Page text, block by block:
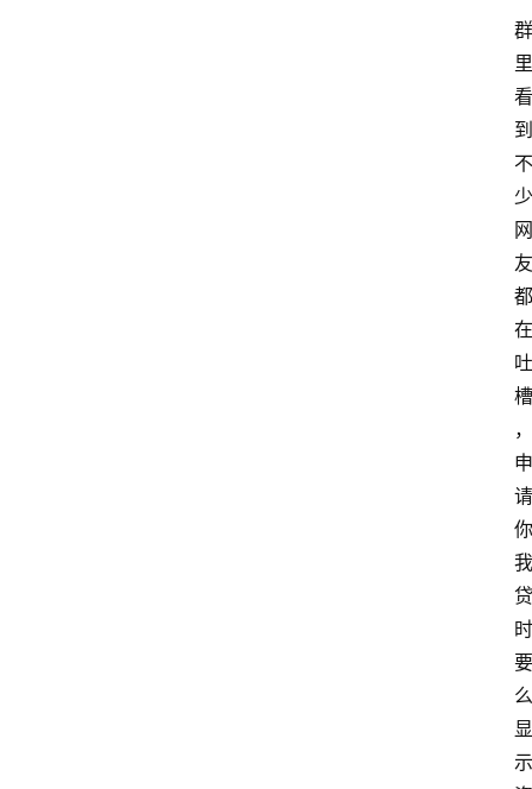
群
里
看
到
不
少
网
友
都
在
吐
槽
，
申
请
你
我
贷
时
要
么
显
示